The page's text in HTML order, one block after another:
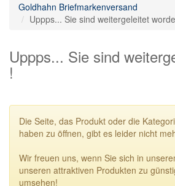
Goldhahn Briefmarkenversand
Uppps... Sie sind weitergeleitet
Uppps... Sie sind
!
Die Seite, das Produkt oder die
haben zu öffnen, gibt es leider nicht
Wir freuen uns, wenn Sie sich in
unseren attraktiven Produkten zu
umsehen!